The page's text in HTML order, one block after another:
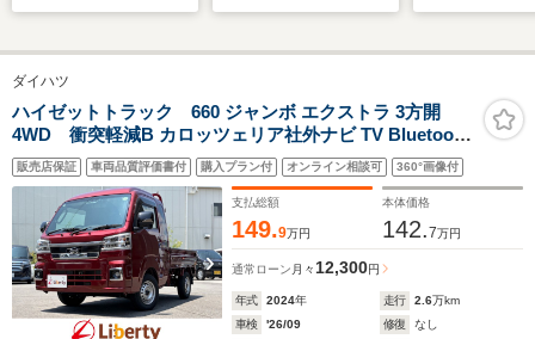
トキー サイドエアバ
ッグ
ロールシェー
ダイハツ
ハイゼットトラック 660 ジャンボ エクストラ 3方開
4WD 衝突軽減B カロッツェリア社外ナビ TV Bluetooth
対応 ETC LEDヘッドライト スマートキー プッシュスタ
ート アイドリングストップ 障害物センサー フォグライト
販売店保証 車両品質評価書付 購入プラン付 オンライン相談可 360°画像付
支払総額
149.9万円
本体価格
142.7万円
通常ローン 月々 12,300円
年式 2024年 走行 2.6万km
車検
'26/09 修復
なし